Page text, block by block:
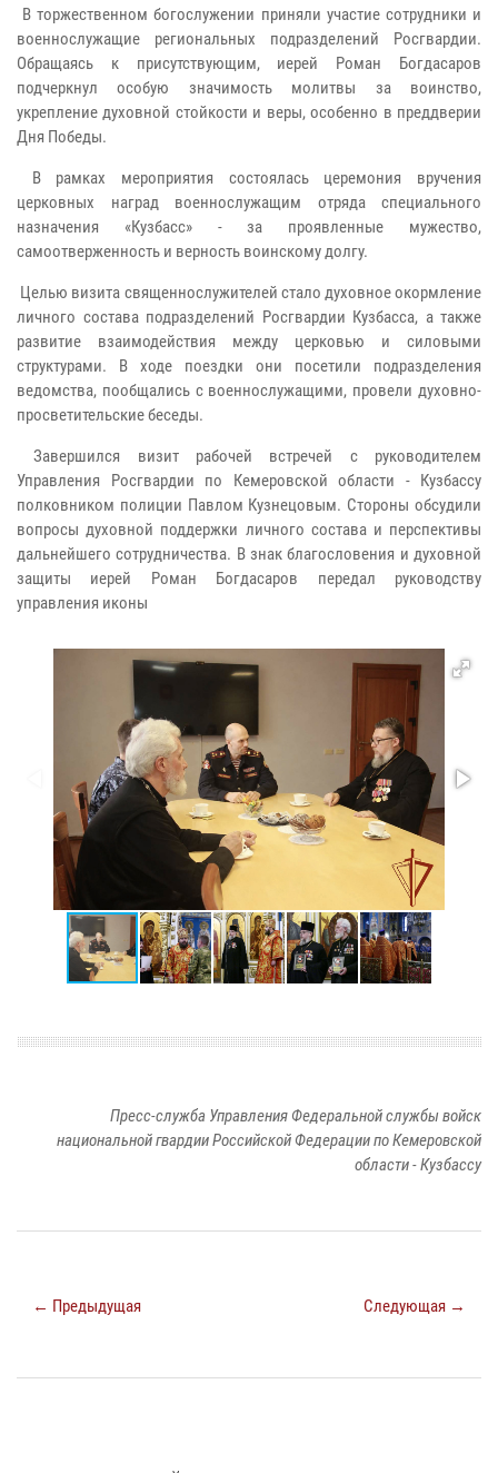
В торжественном богослужении приняли участие сотрудники и
военнослужащие региональных подразделений Росгвардии.
Обращаясь к присутствующим, иерей Роман Богдасаров
подчеркнул особую значимость молитвы за воинство,
укрепление духовной стойкости и веры, особенно в преддверии
Дня Победы.
В рамках мероприятия состоялась церемония вручения
церковных наград военнослужащим отряда специального
назначения «Кузбасс» - за проявленные мужество,
самоотверженность и верность воинскому долгу.
Целью визита священнослужителей стало духовное окормление
личного состава подразделений Росгвардии Кузбасса, а также
развитие взаимодействия между церковью и силовыми
структурами. В ходе поездки они посетили подразделения
ведомства, пообщались с военнослужащими, провели духовно-
просветительские беседы.
Завершился визит рабочей встречей с руководителем
Управления Росгвардии по Кемеровской области - Кузбассу
полковником полиции Павлом Кузнецовым. Стороны обсудили
вопросы духовной поддержки личного состава и перспективы
дальнейшего сотрудничества. В знак благословения и духовной
защиты иерей Роман Богдасаров передал руководству
управления иконы
Пресс-служба Управления Федеральной службы войск
национальной гвардии Российской Федерации по Кемеровской
области - Кузбассу
← Предыдущая Следующая →